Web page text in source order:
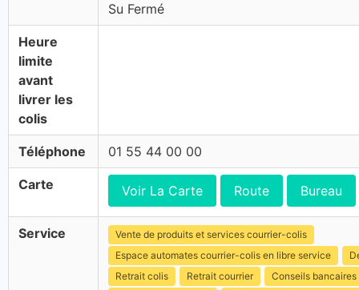
Su Fermé
Heure
limite
avant
livrer les
colis
Téléphone 01 55 44 00 00
Carte Voir La Carte Route Bureau
Service
Vente de produits et services courrier-colis
Espace automates courrier-colis en libre service
Retrait colis
Retrait courrier
Conseils bancaires